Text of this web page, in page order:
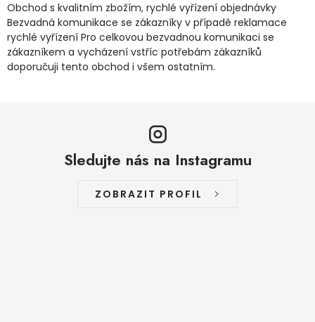
Obchod s kvalitním zbožím, rychlé vyřízení objednávky
Bezvadná komunikace se zákazníky v případě reklamace
rychlé vyřízení Pro celkovou bezvadnou komunikaci se
zákazníkem a vycházení vstříc potřebám zákazníků
doporučuji tento obchod i všem ostatním.
Sledujte nás na Instagramu
ZOBRAZIT PROFIL